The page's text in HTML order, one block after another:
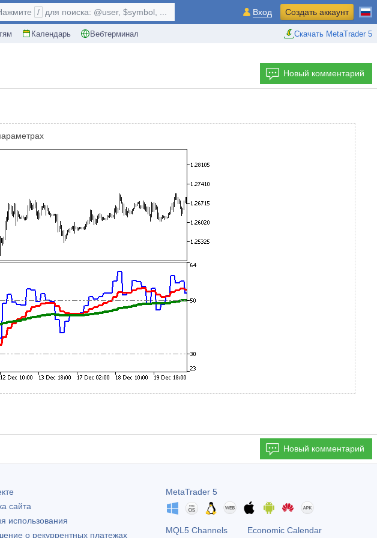
Календарь Вебтерминал Скачать MetaTrader 5
/ для поиска: @user, $symbol, ... Вход Создать аккаунт
Новый комментарий
Новый комментарий
сайта
использования
о рекуррентных платежах
MetaTrader 5
MQL5 Channels Economic Calendar